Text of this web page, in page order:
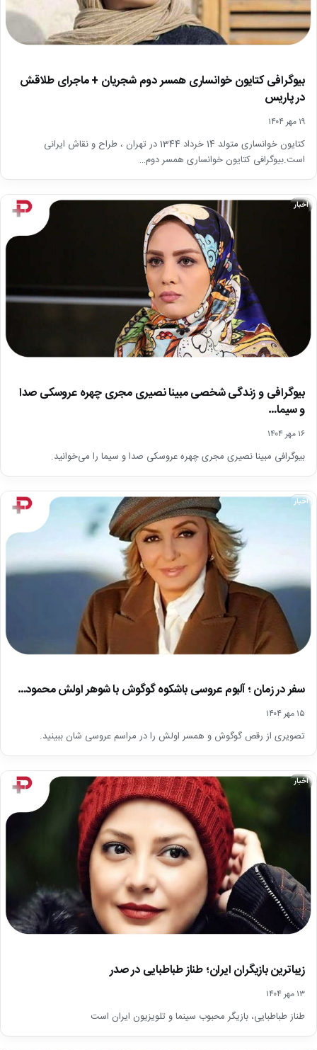
بیوگرافی کتایون خوانساری همسر دوم شجریان + ماجرای طلاقش
در پاریس
۱۹ مهر ۱۴۰۴
کتایون خوانساری متولد 14 خرداد 1344 در تهران ، طراح و نقاش ایرانی
است.بیوگرافی کتایون خوانساری همسر دوم…
اخبار
بیوگرافی و زندگی شخصی مبینا نصیری مجری چهره عروسکی صدا
و سیما…
۱۶ مهر ۱۴۰۴
بیوگرافی مبینا نصیری مجری چهره عروسکی صدا و سیما را می‌خوانید.
اخبار
سفر در زمان ؛ آلبوم عروسی باشکوه گوگوش با شوهر اولش محمود…
۱۵ مهر ۱۴۰۴
تصویری از رقص گوگوش و همسر اولش را در مراسم عروسی شان ببینید.
اخبار
زیباترین بازیگران ایران؛ طناز طباطبایی در صدر
۱۳ مهر ۱۴۰۴
طناز طباطبایی، بازیگر محبوب سینما و تلویزیون ایران است